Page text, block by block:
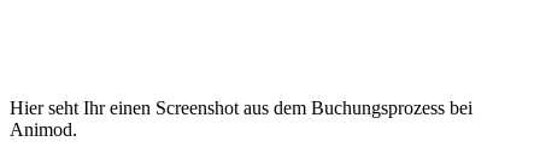
Hier seht Ihr einen Screenshot aus dem Buchungsprozess bei
Animod.